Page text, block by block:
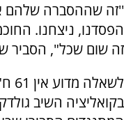
''זה שההסברה שלהם
הפסדנו, ניצחנו.
זה שום שכל", הסביר
בקואליציה השיב